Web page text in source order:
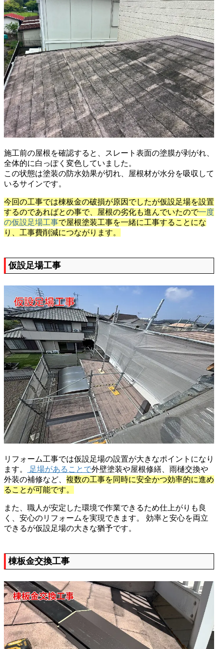
施工前の屋根を確認すると、スレート表面の塗膜が剥がれ、
全体的に白っぽく変色していました。
この状態は塗装の防水効果が切れ、屋根材が水分を吸収して
いるサインです。
今回の工事では棟板金の破損が原因でしたが仮設足場を設置
するのであればとの事で、屋根の劣化も進んでいたので一度
の仮設足場工事で屋根塗装工事を一緒に工事することにな
り、工事費削減につながります。
仮設足場工事
リフォーム工事では仮設足場の設置が大きなポイントになり
ます。
足場があることで外壁塗装や屋根修繕、雨樋交換や
外装の補修など、 複数の工事を同時に安全かつ効率的に進め
ることが可能です。
また、職人が安定した環境で作業できるため仕上がりも良
く、安心のリフォームを実現できます。 効率と安心を両立
できるが仮設足場の大きな猶予です。
棟板金交換工事